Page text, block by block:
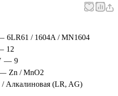
6LR61 / 1604A / MN1604
12
— 9
Zn / MnO2
Алкалиновая (LR, AG)